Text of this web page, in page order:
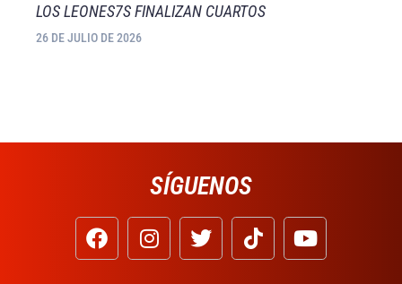
LOS LEONES7S FINALIZAN CUARTOS
26 DE JULIO DE 2026
SÍGUENOS